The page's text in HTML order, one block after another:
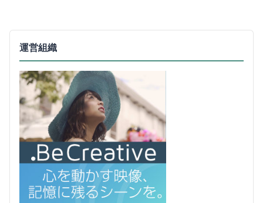
運営組織